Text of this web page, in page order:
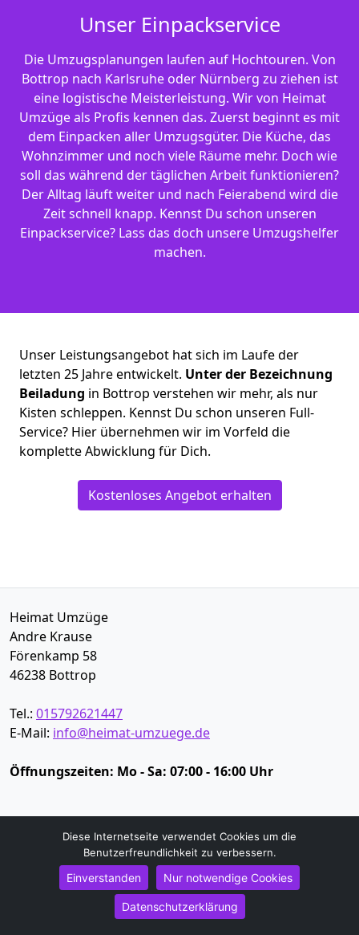
Unser Einpackservice
Die Umzugsplanungen laufen auf Hochtouren. Von
Bottrop nach Karlsruhe oder Nürnberg zu ziehen ist
eine logistische Meisterleistung. Wir von Heimat
Umzüge als Profis kennen das. Zuerst beginnt es mit
dem Einpacken aller Umzugsgüter. Die Küche, das
Wohnzimmer und noch viele Räume mehr. Doch wie
soll das während der täglichen Arbeit funktionieren?
Der Alltag läuft weiter und nach Feierabend wird die
Zeit schnell knapp. Kennst Du schon unseren
Einpackservice? Lass das doch unsere Umzugshelfer
machen.
Unser Leistungsangebot hat sich im Laufe der
letzten 25 Jahre entwickelt. Unter der Bezeichnung
Beiladung in Bottrop verstehen wir mehr, als nur
Kisten schleppen. Kennst Du schon unseren Full-
Service? Hier übernehmen wir im Vorfeld die
komplette Abwicklung für Dich.
Kostenloses Angebot erhalten
Heimat Umzüge
Andre Krause
Förenkamp 58
46238 Bottrop
Tel.: 015792621447
E-Mail: info@heimat-umzuege.de
Öffnungszeiten: Mo - Sa: 07:00 - 16:00 Uhr
Datenschutz
Umzugsservice
Umzugsservice Bottrop
Diese Internetseite verwendet Cookies um die
Benutzerfreundlichkeit zu verbessern.
Einverstanden Nur notwendige Cookies
Datenschutzerklärung